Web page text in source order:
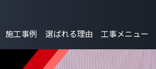
施工事例 選ばれる理由 工事メニュー